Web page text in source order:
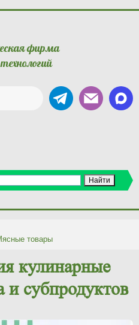
фирма
товары
кулинарные
и субпродуктов